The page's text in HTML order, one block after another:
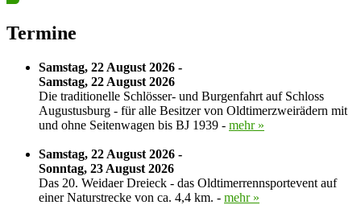
Termine
Samstag, 22 August 2026 -
Samstag, 22 August 2026
Die traditionelle Schlösser- und Burgenfahrt auf Schloss
Augustusburg - für alle Besitzer von Oldtimerzweirädern mit
und ohne Seitenwagen bis BJ 1939 - mehr »
Samstag, 22 August 2026 -
Sonntag, 23 August 2026
Das 20. Weidaer Dreieck - das Oldtimerrennsportevent auf
einer Naturstrecke von ca. 4,4 km. - mehr »